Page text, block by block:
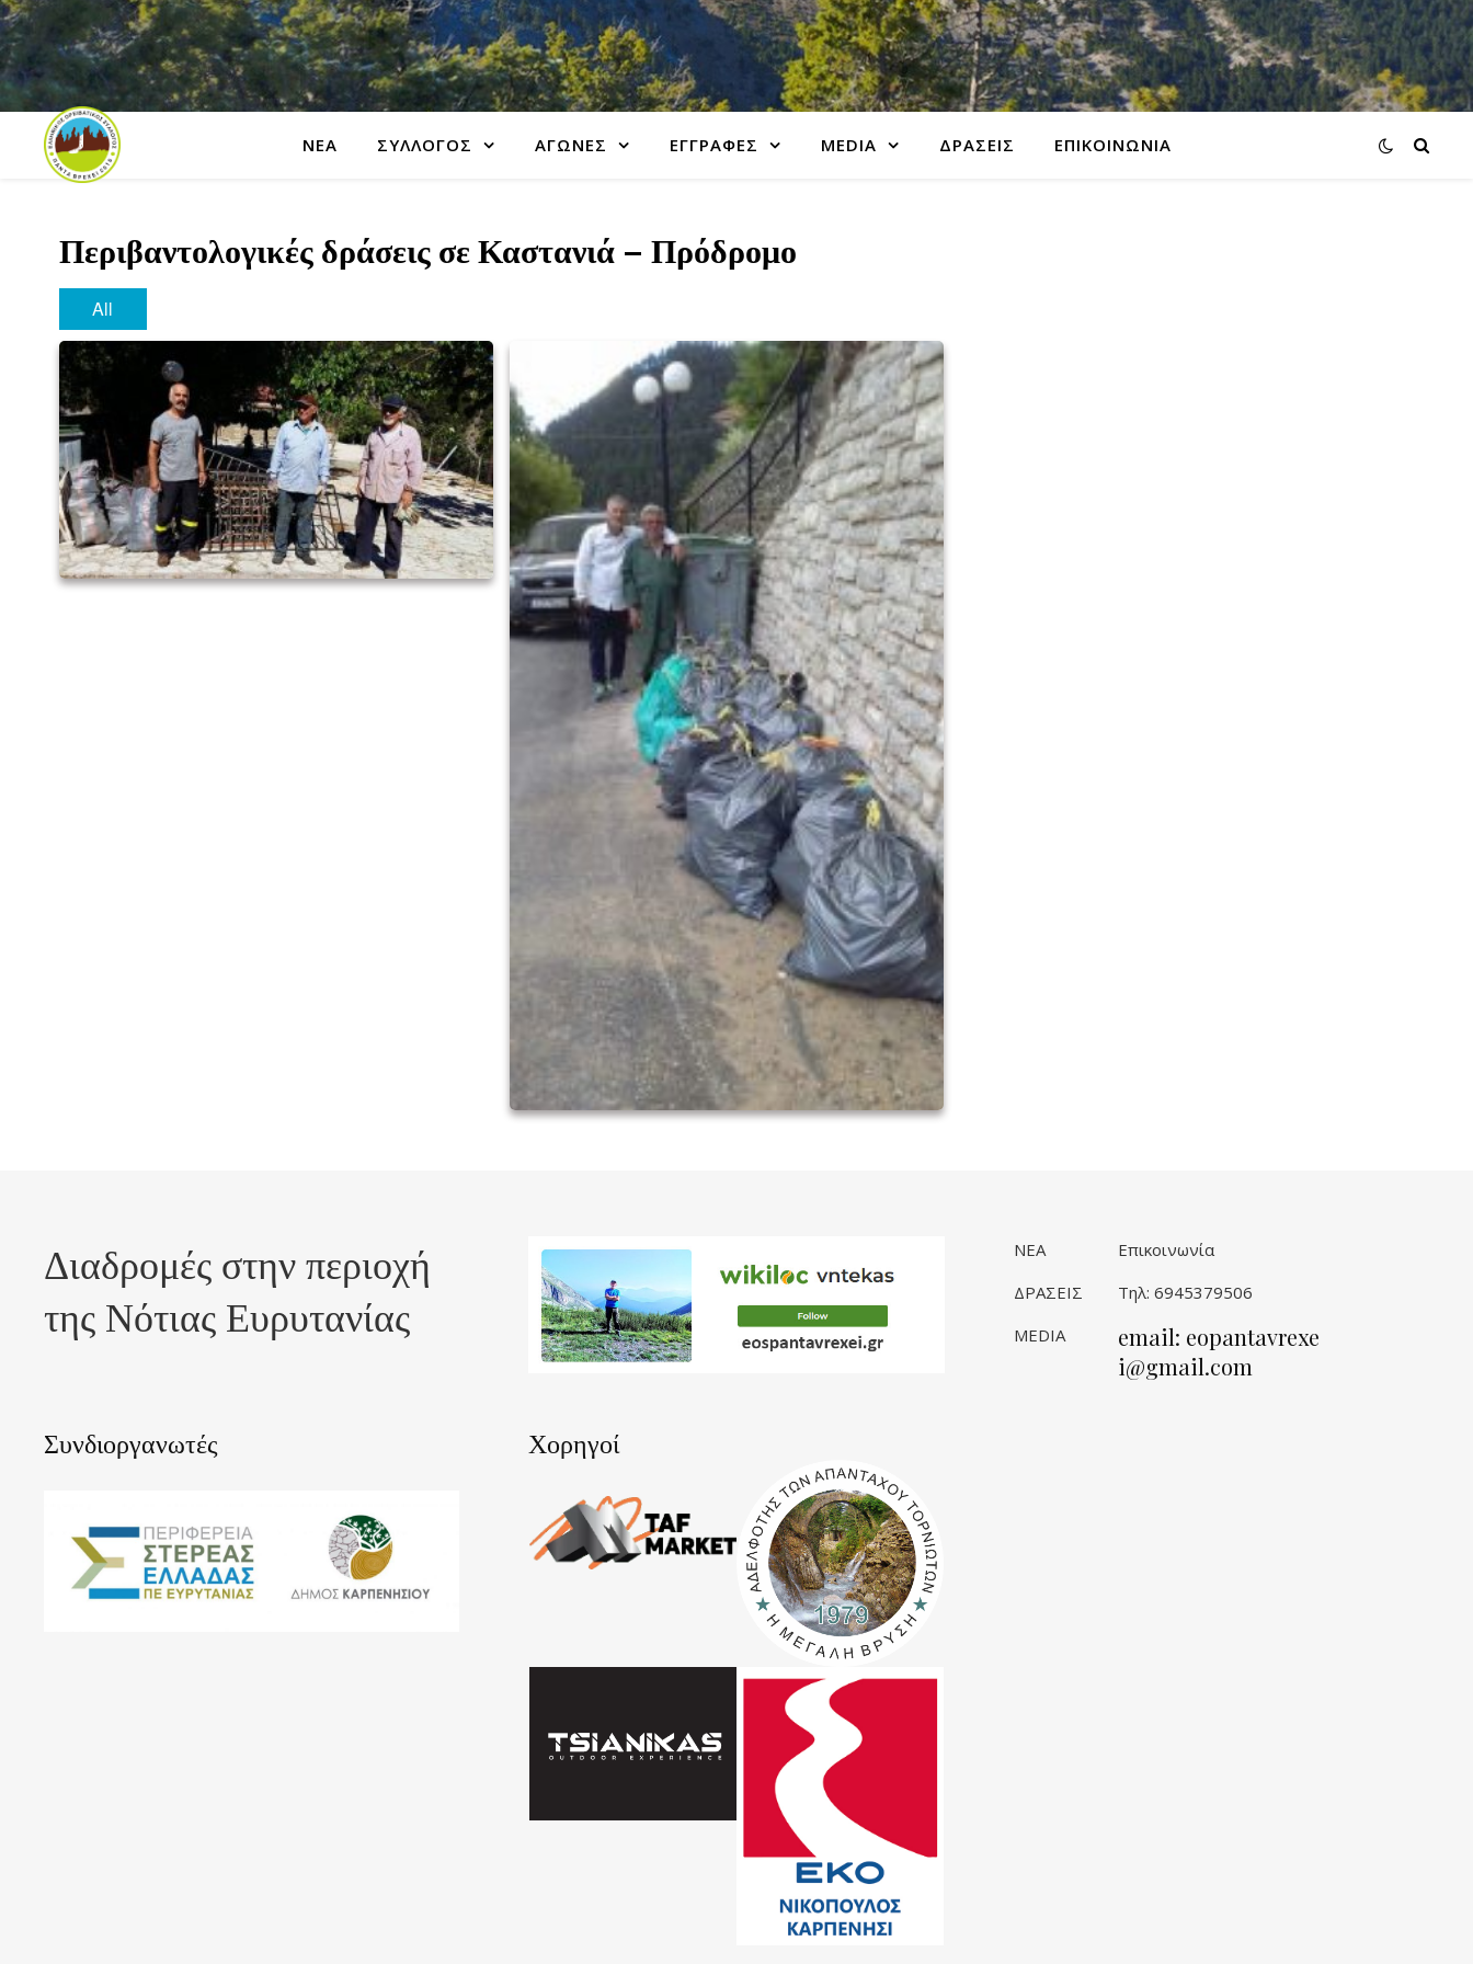
ΝΕΑ ΣΥΛΛΟΓΟΣ ΑΓΩΝΕΣ ΕΓΓΡΑΦΕΣ MEDIA ΔΡΑΣΕΙΣ ΕΠΙΚΟΙΝΩΝΙΑ
Περιβαντολογικές δράσεις σε Καστανιά – Πρόδρομο
All
Διαδρομές στην περιοχή
της Νότιας Ευρυτανίας
ΝΕΑ
ΔΡΑΣΕΙΣ
MEDIA
Επικοινωνία
Τηλ: 6945379506
email: eopantavrexe
i@gmail.com
Συνδιοργανωτές Χορηγοί